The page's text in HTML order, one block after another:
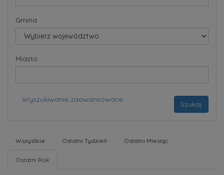
Gmina
Miasto
Wyszukiwanie zaawansowane
Szukaj
Wszystkie Ostatni Tydzień Ostatni Miesiąc
Ostatni Rok